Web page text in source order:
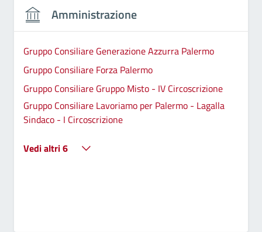
Amministrazione
Gruppo Consiliare Generazione Azzurra Palermo
Gruppo Consiliare Forza Palermo
Gruppo Consiliare Gruppo Misto - IV Circoscrizione
Gruppo Consiliare Lavoriamo per Palermo - Lagalla
Sindaco - I Circoscrizione
Vedi altri 6